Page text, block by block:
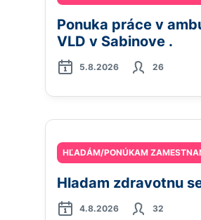
Ponuka práce v
VLD v Sabinove .
5.8.2026 26
HĽADÁM/PONÚKAM
Hladam zdravotnu
4.8.2026 32